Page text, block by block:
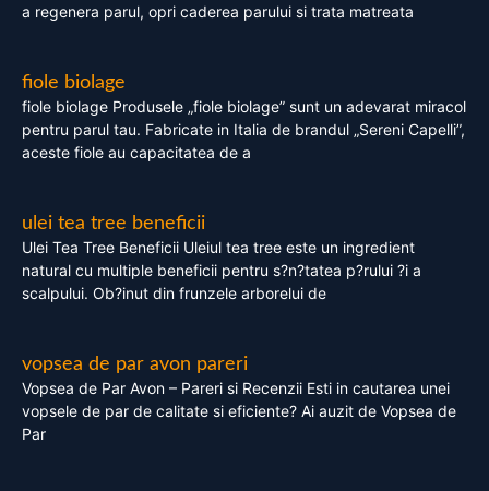
a regenera parul, opri caderea parului si trata matreata
fiole biolage
fiole biolage Produsele „fiole biolage” sunt un adevarat miracol
pentru parul tau. Fabricate in Italia de brandul „Sereni Capelli”,
aceste fiole au capacitatea de a
ulei tea tree beneficii
Ulei Tea Tree Beneficii Uleiul tea tree este un ingredient
natural cu multiple beneficii pentru s?n?tatea p?rului ?i a
scalpului. Ob?inut din frunzele arborelui de
vopsea de par avon pareri
Vopsea de Par Avon – Pareri si Recenzii Esti in cautarea unei
vopsele de par de calitate si eficiente? Ai auzit de Vopsea de
Par